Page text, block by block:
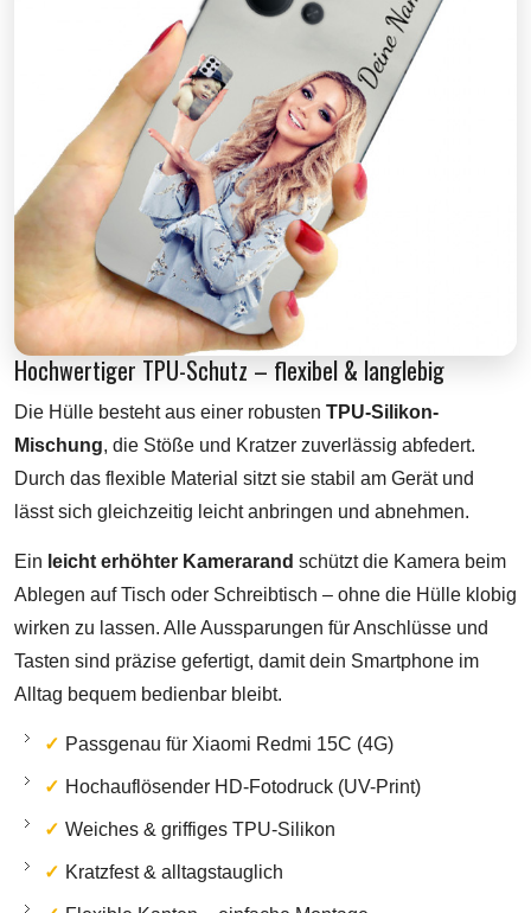
Hochwertiger TPU-Schutz – flexibel & langlebig
Die Hülle besteht aus einer robusten TPU-Silikon-
Mischung, die Stöße und Kratzer zuverlässig abfedert.
Durch das flexible Material sitzt sie stabil am Gerät und
lässt sich gleichzeitig leicht anbringen und abnehmen.
Ein leicht erhöhter Kamerarand schützt die Kamera beim
Ablegen auf Tisch oder Schreibtisch – ohne die Hülle klobig
wirken zu lassen. Alle Aussparungen für Anschlüsse und
Tasten sind präzise gefertigt, damit dein Smartphone im
Alltag bequem bedienbar bleibt.
Passgenau für Xiaomi Redmi 15C (4G)
Hochauflösender HD-Fotodruck (UV-Print)
Weiches & griffiges TPU-Silikon
Kratzfest & alltagstauglich